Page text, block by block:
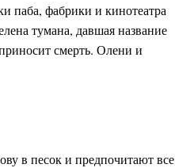
паба, фабрики и кинотеатра
тумана, давшая название
смерть. Олени и
в песок и предпочитают все